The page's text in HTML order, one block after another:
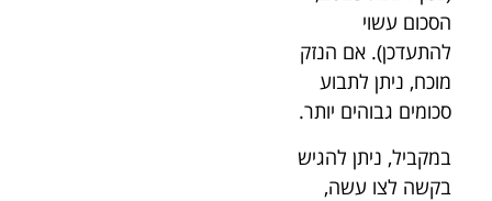
הסכום עשוי
להתעדכן). אם הנזק
מוכח, ניתן לתבוע
סכומים גבוהים יותר.
במקביל, ניתן להגיש
בקשה לצו עשה,